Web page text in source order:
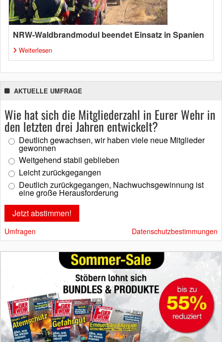
NRW-Waldbrandmodul beendet Einsatz in Spanien
Weiterlesen
AKTUELLE UMFRAGE
Wie hat sich die Mitgliederzahl in Eurer Wehr in
den letzten drei Jahren entwickelt?
Deutlich gewachsen, wir haben viele neue Mitglieder
gewonnen
Weitgehend stabil geblieben
Leicht zurückgegangen
Deutlich zurückgegangen, Nachwuchsgewinnung ist
eine große Herausforderung
Umfragen Datenschutzbestimmungen